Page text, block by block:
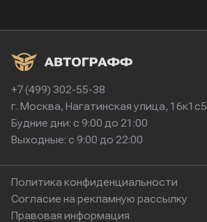
+7 (499) 302-55-38
г. Москва, Нагатинская улица, 16к1с5
Будние дни: с 9:00 до 21:00
Выходные: с 9:00 до 22:00
Политика конфиденциальности
Согласие на рекламную рассылку
Правовая информация